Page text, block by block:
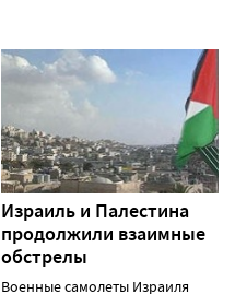
Израиль и Палестина
продолжили взаимные
обстрелы
Военные самолеты Израиля